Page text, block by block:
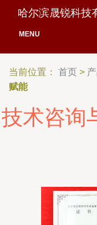
哈尔滨晟锐科技
MENU
当前位置： 首页 >
赋能
技术咨询